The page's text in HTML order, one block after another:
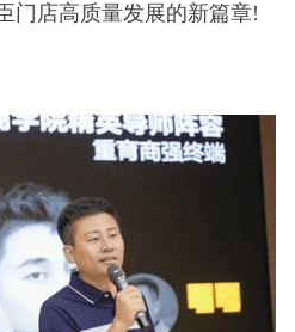
门店高质量发展的新篇章!